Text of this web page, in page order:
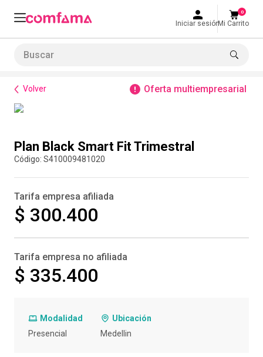
Iniciar sesiónMi Carrito
0
Oferta multiempresarial
Volver
Plan Black Smart Fit Trimestral
: S410009481020
Tarifa empresa afiliada
$ 300.400
Tarifa empresa no afiliada
$ 335.400
Modalidad
Presencial
Ubicación
Medelli­n
1.
5.
bolos
8.
salon